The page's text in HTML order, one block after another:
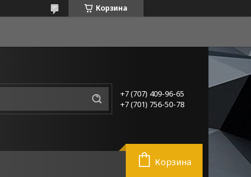
Корзина
+7 (707) 409-96-65
+7 (701) 756-50-78
Корзина